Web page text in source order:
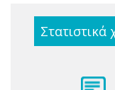
Στατιστικά